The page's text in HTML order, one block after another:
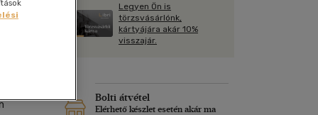
Kártya
Képeslap
Naptár
Vallás, mitológia
Legyen Ön is
törzsvásárlónk,
kártyájára akár 10%
visszajár.
Bolti átvétel
Elérhető készlet esetén akár ma